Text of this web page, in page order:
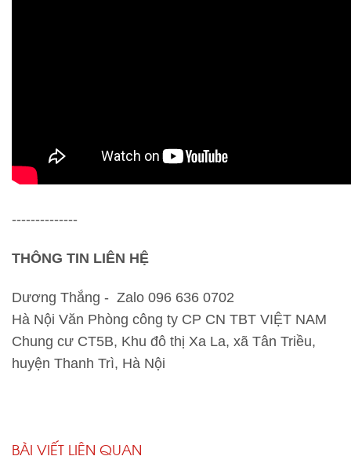
--------------
THÔNG TIN LIÊN HỆ
Dương Thắng - Zalo 096 636 0702
Hà Nội Văn Phòng công ty CP CN TBT VIỆT NAM
Chung cư CT5B, Khu đô thị Xa La, xã Tân Triều,
huyện Thanh Trì, Hà Nội
BÀI VIẾT LIÊN QUAN